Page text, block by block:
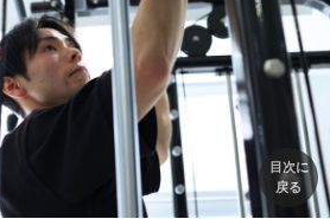
目次に
戻る